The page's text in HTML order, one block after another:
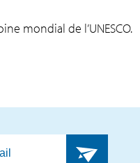
mondial de l’UNESCO.